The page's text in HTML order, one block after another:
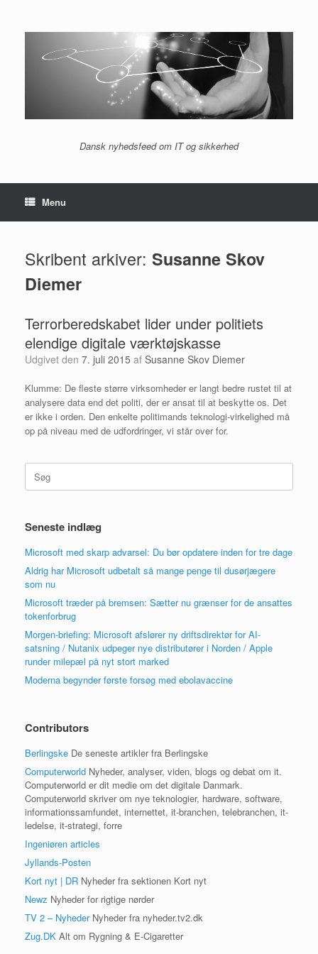
indhold
Dansk nyhedsfeed om IT og sikkerhed
Menu
Skribent arkiver: Susanne Skov
Diemer
Terrorberedskabet lider under politiets
elendige digitale værktøjskasse
Udgivet den 7. juli 2015 af Susanne Skov Diemer
Klumme: De fleste større virksomheder er langt bedre rustet til at
analysere data end det politi, der er ansat til at beskytte os. Det
er ikke i orden. Den enkelte politimands teknologi-virkelighed må
op på niveau med de udfordringer, vi står over for.
Søg
efter:
Seneste indlæg
Microsoft med skarp advarsel: Du bør opdatere inden for tre dage
Aldrig har Microsoft udbetalt så mange penge til dusørjægere
som nu
Microsoft træder på bremsen: Sætter nu grænser for de ansattes
tokenforbrug
Morgen-briefing: Microsoft afslører ny driftsdirektør for AI-
satsning / Nutanix udpeger nye distributører i Norden / Apple
runder milepæl på nyt stort marked
Moderna begynder første forsøg med ebolavaccine
Contributors
Berlingske De seneste artikler fra Berlingske
Computerworld Nyheder, analyser, viden, blogs og debat om it.
Computerworld er dit medie om det digitale Danmark.
Computerworld skriver om nye teknologier, hardware, software,
informationssamfundet, internettet, it-branchen, telebranchen, it-
ledelse, it-strategi, forre
Ingeniøren articles
Jyllands-Posten
Kort nyt | DR Nyheder fra sektionen Kort nyt
Newz Nyheder for rigtige nørder
TV 2 – NyhederNyheder fra nyheder.tv2.dk
Zug.DK Alt om Rygning & E-Cigaretter